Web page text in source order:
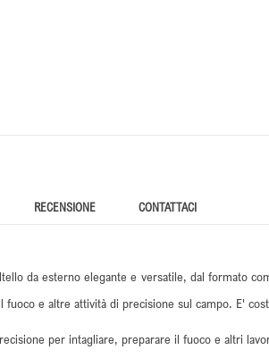
RECENSIONE CONTATTACI
da esterno elegante e versatile, dal formato
fuoco e altre attività di precisione sul campo. E'
per intagliare, preparare il fuoco e altri